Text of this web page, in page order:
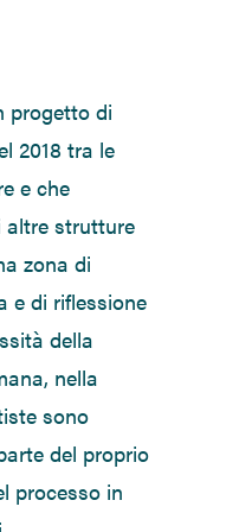
progetto di
2018 tra le
e che
altre strutture
zona di
e di riflessione
della
nella
sono
del proprio
processo in